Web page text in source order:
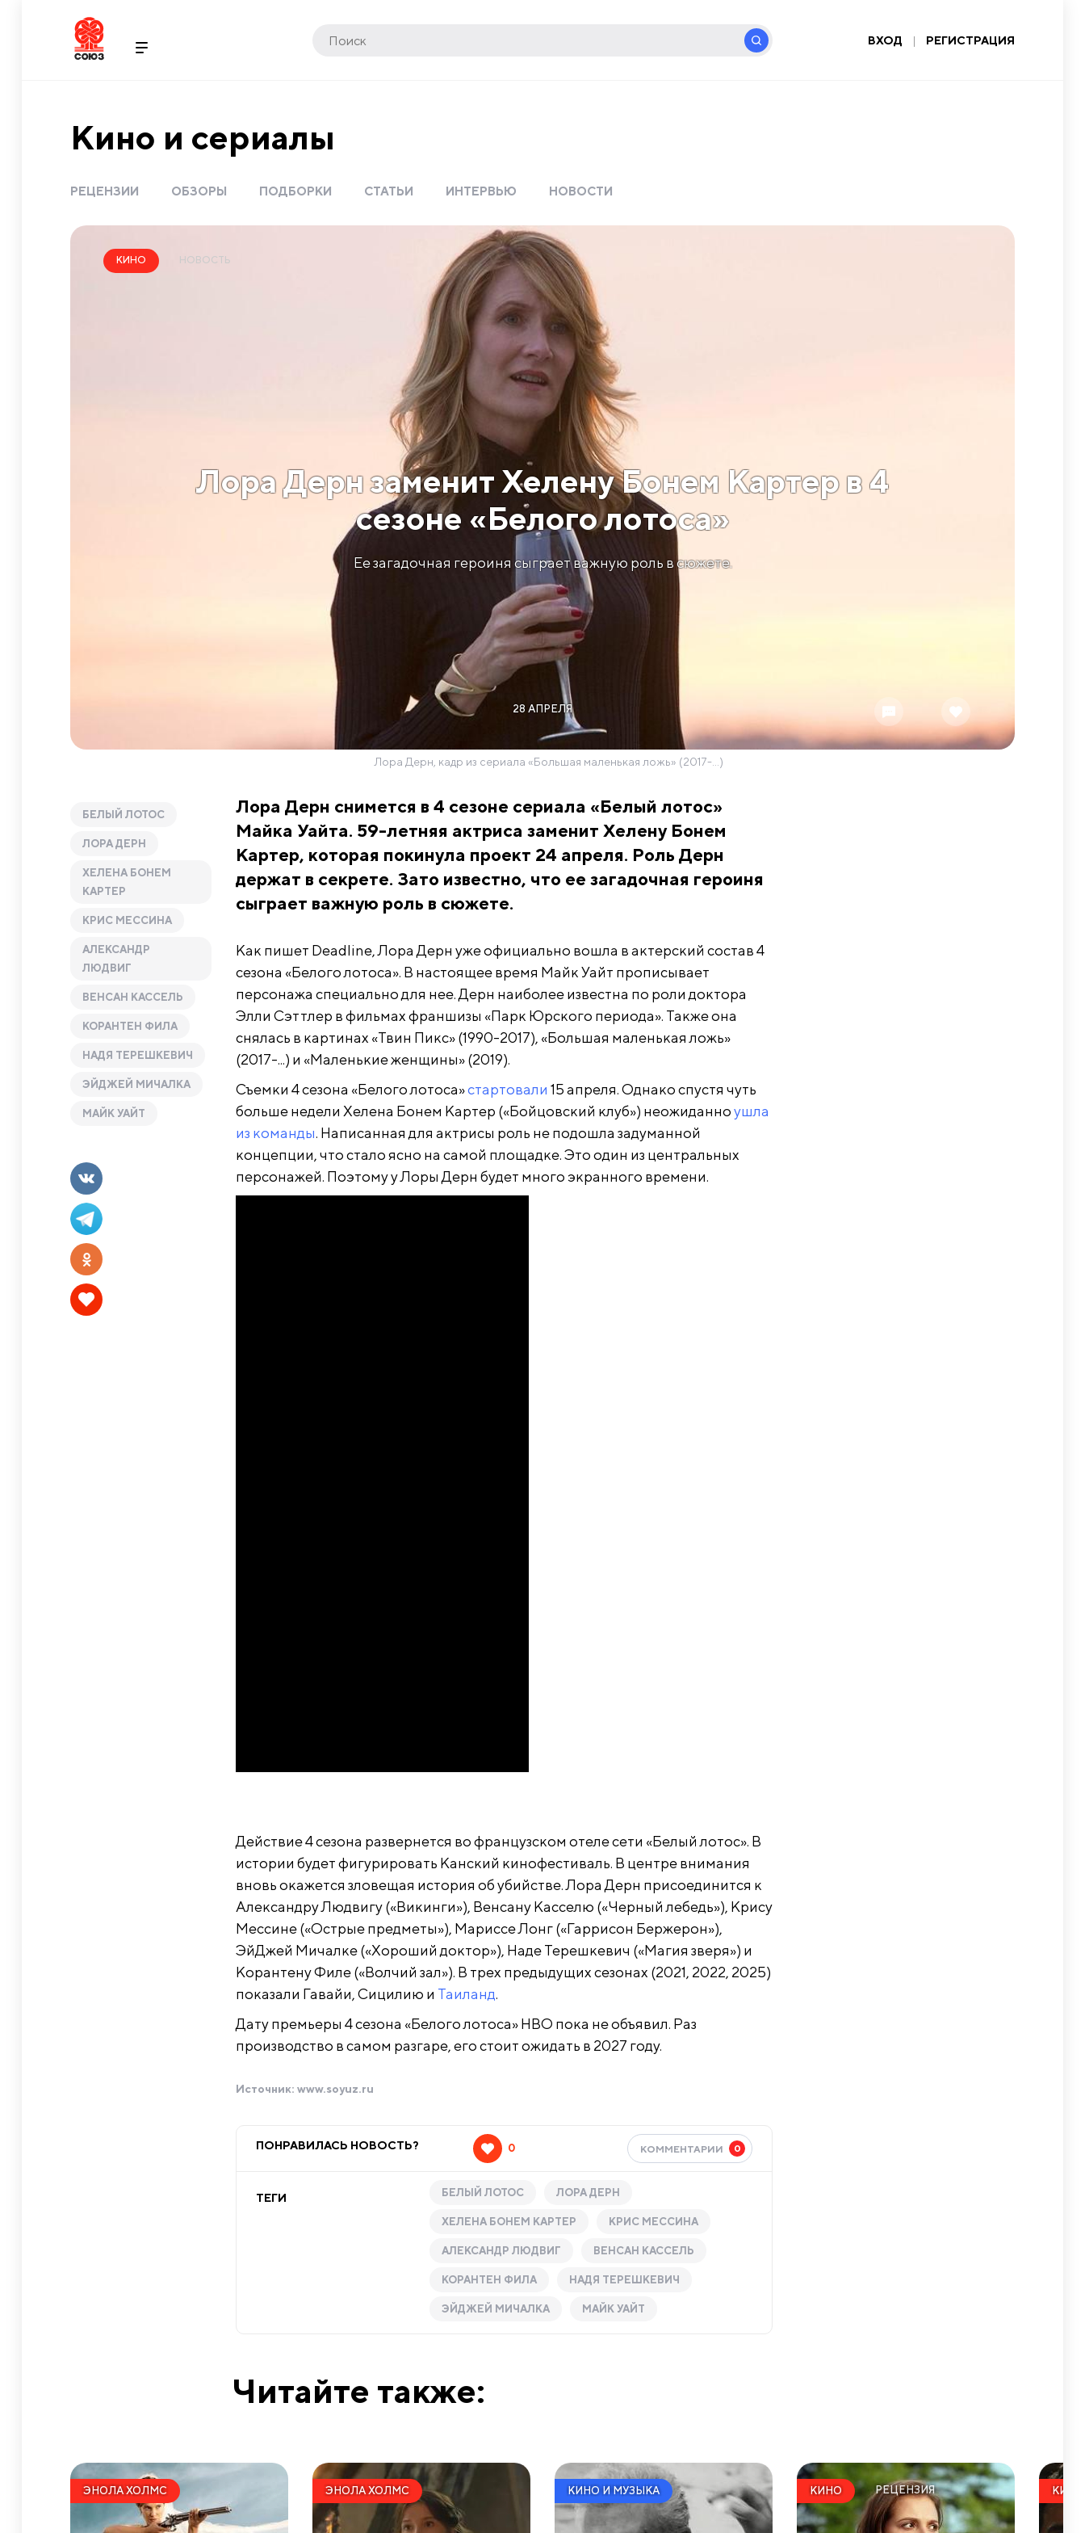
ВХОД | РЕГИСТРАЦИЯ
Кино и сериалы
РЕЦЕНЗИИ ОБЗОРЫ ПОДБОРКИ СТАТЬИ ИНТЕРВЬЮ НОВОСТИ
Лора Дерн заменит Хелену Бонем Картер в 4
сезоне «Белого лотоса»
Ее загадочная героиня сыграет важную роль в сюжете.
КИНО НОВОСТЬ
28 АПРЕЛЯ
Лора Дерн, кадр из сериала «Большая маленькая ложь» (2017-...)
БЕЛЫЙ ЛОТОС
ЛОРА ДЕРН
ХЕЛЕНА БОНЕМ
КАРТЕР
КРИС МЕССИНА
АЛЕКСАНДР
ЛЮДВИГ
ВЕНСАН КАССЕЛЬ
КОРАНТЕН ФИЛА
НАДЯ ТЕРЕШКЕВИЧ
ЭЙДЖЕЙ МИЧАЛКА
МАЙК УАЙТ
Лора Дерн снимется в 4 сезоне сериала «Белый лотос»
Майка Уайта. 59-летняя актриса заменит Хелену Бонем
Картер, которая покинула проект 24 апреля. Роль Дерн
держат в секрете. Зато известно, что ее загадочная героиня
сыграет важную роль в сюжете.
Как пишет Deadline, Лора Дерн уже официально вошла в актерский состав 4
сезона «Белого лотоса». В настоящее время Майк Уайт прописывает
персонажа специально для нее. Дерн наиболее известна по роли доктора
Элли Сэттлер в фильмах франшизы «Парк Юрского периода». Также она
снялась в картинах «Твин Пикс» (1990-2017), «Большая маленькая ложь»
(2017-...) и «Маленькие женщины» (2019).
Съемки 4 сезона «Белого лотоса»стартовали 15 апреля. Однако спустя чуть
больше недели Хелена Бонем Картер («Бойцовский клуб») неожиданноушла
из команды. Написанная для актрисы роль не подошла задуманной
концепции, что стало ясно на самой площадке. Это один из центральных
персонажей. Поэтому у Лоры Дерн будет много экранного времени.
Действие 4 сезона развернется во французском отеле сети «Белый лотос». В
истории будет фигурировать Канский кинофестиваль. В центре внимания
вновь окажется зловещая история об убийстве. Лора Дерн присоединится к
Александру Людвигу («Викинги»), Венсану Касселю («Черный лебедь»), Крису
Мессине («Острые предметы»), Мариссе Лонг («Гаррисон Бержерон»),
ЭйДжей Мичалке («Хороший доктор»), Наде Терешкевич («Магия зверя») и
Корантену Филе («Волчий зал»). В трех предыдущих сезонах (2021, 2022, 2025)
показали Гавайи, Сицилию и Таиланд.
Дату премьеры 4 сезона «Белого лотоса» HBO пока не объявил. Раз
производство в самом разгаре, его стоит ожидать в 2027 году.
Источник: www.soyuz.ru
ПОНРАВИЛАСЬ НОВОСТЬ? 0 КОММЕНТАРИИ 0
ТЕГИ БЕЛЫЙ ЛОТОС ЛОРА ДЕРН
ХЕЛЕНА БОНЕМ КАРТЕР КРИС МЕССИНА
АЛЕКСАНДР ЛЮДВИГ ВЕНСАН КАССЕЛЬ
КОРАНТЕН ФИЛА НАДЯ ТЕРЕШКЕВИЧ
ЭЙДЖЕЙ МИЧАЛКА МАЙК УАЙТ
Читайте также:
ЭНОЛА ХОЛМС ЭНОЛА ХОЛМС КИНО И МУЗЫКА КИНО РЕЦЕНЗИЯ КИНО